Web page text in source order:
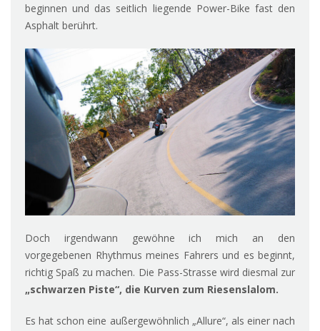
beginnen und das seitlich liegende Power-Bike fast den
Asphalt berührt.
Doch irgendwann gewöhne ich mich an den
vorgegebenen Rhythmus meines Fahrers und es beginnt,
richtig Spaß zu machen. Die Pass-Strasse wird diesmal zur
„schwarzen Piste“, die Kurven zum Riesenslalom.
Es hat schon eine außergewöhnlich „Allure“, als einer nach